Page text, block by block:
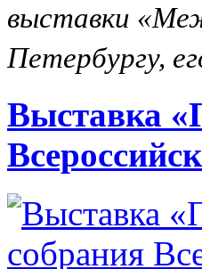
выставки
Петербургу,
Выставка